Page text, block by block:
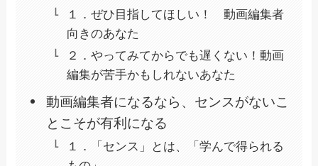
１．ぜひ目指してほしい！ 動画編集者
向きのあなた
２．やってみてからでも遅くない！動画
編集が苦手かもしれないあなた
動画編集者になるなら、センスがないこ
とこそが有利になる
１．「センス」とは、「学んで得られる